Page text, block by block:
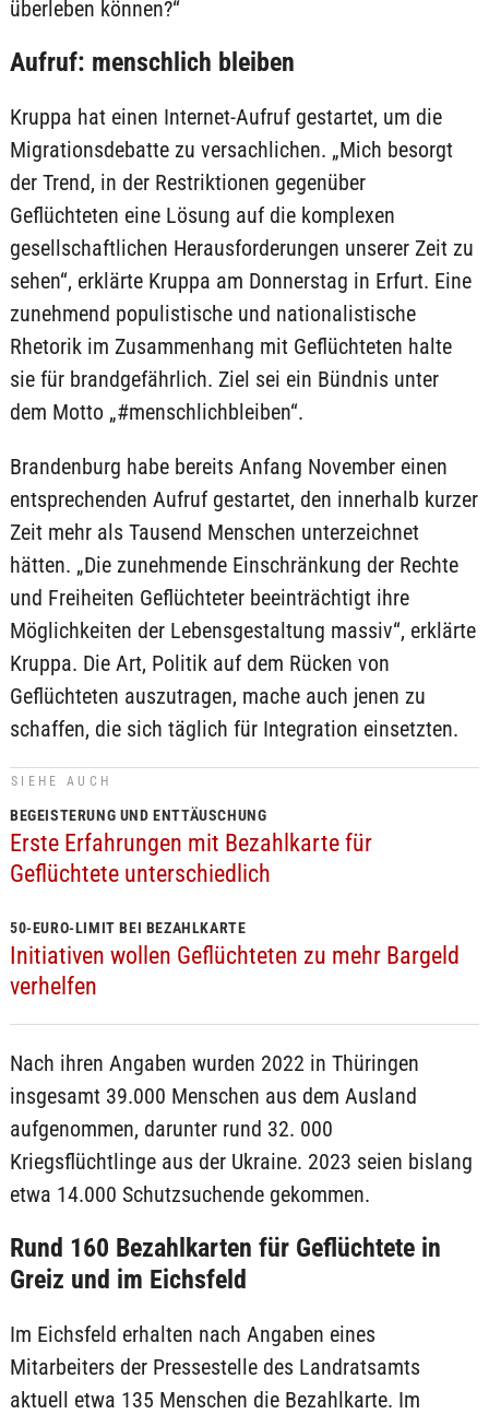
überleben können?“
Aufruf: menschlich bleiben
Kruppa hat einen Internet-Aufruf gestartet, um die
Migrationsdebatte zu versachlichen. „Mich besorgt
der Trend, in der Restriktionen gegenüber
Geflüchteten eine Lösung auf die komplexen
gesellschaftlichen Herausforderungen unserer Zeit zu
sehen“, erklärte Kruppa am Donnerstag in Erfurt. Eine
zunehmend populistische und nationalistische
Rhetorik im Zusammenhang mit Geflüchteten halte
sie für brandgefährlich. Ziel sei ein Bündnis unter
dem Motto „#menschlichbleiben“.
Brandenburg habe bereits Anfang November einen
entsprechenden Aufruf gestartet, den innerhalb kurzer
Zeit mehr als Tausend Menschen unterzeichnet
hätten. „Die zunehmende Einschränkung der Rechte
und Freiheiten Geflüchteter beeinträchtigt ihre
Möglichkeiten der Lebensgestaltung massiv“, erklärte
Kruppa. Die Art, Politik auf dem Rücken von
Geflüchteten auszutragen, mache auch jenen zu
schaffen, die sich täglich für Integration einsetzten.
SIEHE AUCH
BEGEISTERUNG UND ENTTÄUSCHUNG
Erste Erfahrungen mit Bezahlkarte für
Geflüchtete unterschiedlich
50-EURO-LIMIT BEI BEZAHLKARTE
Initiativen wollen Geflüchteten zu mehr Bargeld
verhelfen
Nach ihren Angaben wurden 2022 in Thüringen
insgesamt 39.000 Menschen aus dem Ausland
aufgenommen, darunter rund 32. 000
Kriegsflüchtlinge aus der Ukraine. 2023 seien bislang
etwa 14.000 Schutzsuchende gekommen.
Rund 160 Bezahlkarten für Geflüchtete in
Greiz und im Eichsfeld
Im Eichsfeld erhalten nach Angaben eines
Mitarbeiters der Pressestelle des Landratsamts
aktuell etwa 135 Menschen die Bezahlkarte. Im